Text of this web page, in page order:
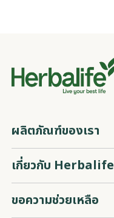
ผลิตภัณฑ์ของเรา
เกี่ยวกับ Herbalife
ขอความช่วยเหลือ